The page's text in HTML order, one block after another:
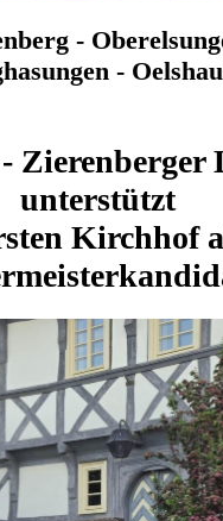
-
-
Zierenberger
unterstützt
Kirchhof